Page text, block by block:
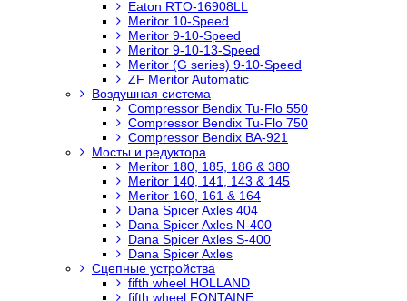
Eaton RTO-16908LL
Meritor 10-Speed
Meritor 9-10-Speed
Meritor 9-10-13-Speed
Meritor (G series) 9-10-Speed
ZF Meritor Automatic
Воздушная система
Compressor Bendix Tu-Flo 550
Compressor Bendix Tu-Flo 750
Compressor Bendix BA-921
Мосты и редуктора
Meritor 180, 185, 186 & 380
Meritor 140, 141, 143 & 145
Meritor 160, 161 & 164
Dana Spicer Axles 404
Dana Spicer Axles N-400
Dana Spicer Axles S-400
Dana Spicer Axles
Сцепные устройства
fifth wheel HOLLAND
fifth wheel FONTAINE